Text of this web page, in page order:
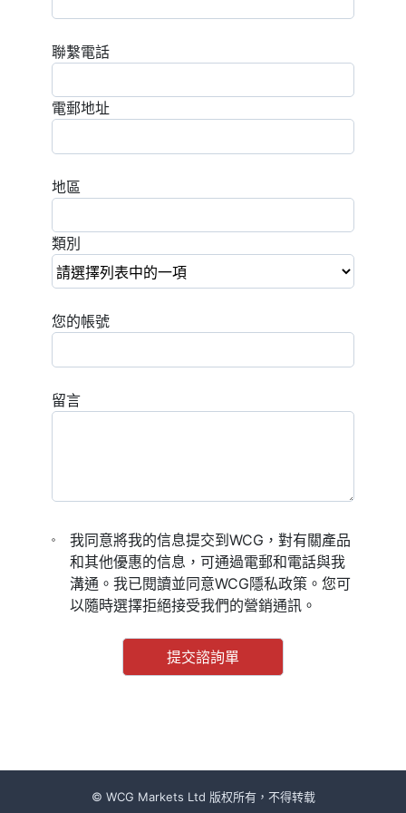
聯繫電話
電郵地址
地區
類別
您的帳號
留言
我同意將我的信息提交到WCG，對有關產品
和其他優惠的信息，可通過電郵和電話與我
溝通。我已閱讀並同意WCG隱私政策。您可
以隨時選擇拒絕接受我們的營銷通訊。
© WCG Markets Ltd 版权所有，不得转载